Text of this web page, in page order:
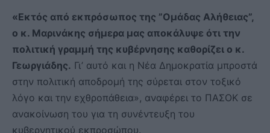
«Εκτός από εκπρόσωπος της ”Ομάδας Αλήθειας”,
ο κ. Μαρινάκης σήμερα μας αποκάλυψε ότι την
πολιτική γραμμή της κυβέρνησης καθορίζει ο κ.
Γεωργιάδης. Γι’ αυτό και η Νέα Δημοκρατία μπροστά
στην πολιτική αποδρομή της σύρεται στον τοξικό
λόγο και την εχθροπάθεια», αναφέρει το ΠΑΣΟΚ σε
ανακοίνωση του για τη συνέντευξη του
κυβερνητικού εκπροσώπου.